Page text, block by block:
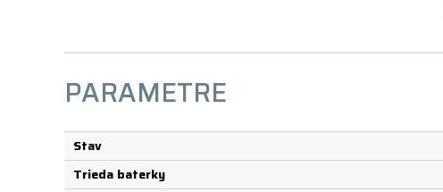
PARAMETRE
Stav
Trieda baterky